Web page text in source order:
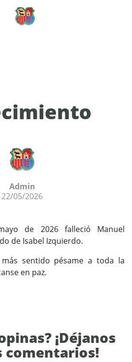
Admin
22/05/2026
de 2026 falleció Manuel
de Isabel Izquierdo.
sentido pésame a toda la
en paz.
¡Déjanos
comentarios!